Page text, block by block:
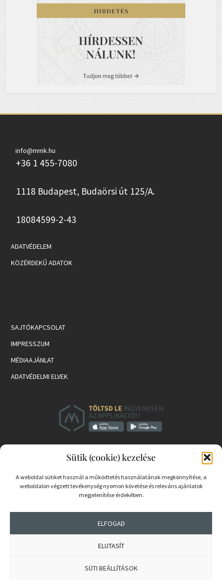
Sütik (cookie) kezelése
A weboldal sütiket használ a működtetés használatának megkönnyítése, a
weboldalon végzett tevékenység nyomon követése és releváns ajánlatok
megjelenítése érdekében.
ELFOGAD
ELUTASÍT
SÜTI BEÁLLÍTÁSOK
info@mmk.hu
+36 1 455-7080
1118 Budapest, Budaörsi út 125/A.
18084599-2-43
ADATVÉDELEM
KÖZÉRDEKŰ ADATOK
SAJTÓKAPCSOLAT
IMPRESSZUM
MÉDIAAJÁNLAT
ADATVÉDELMI ELVEK
© 2026 mernokvagyok.hu | Minden jog fenntartva.